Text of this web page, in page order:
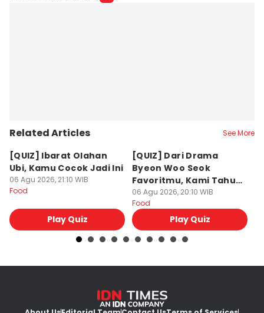
Related Articles See More
[QUIZ] Ibarat Olahan
Ubi, Kamu Cocok Jadi Ini
06 Agu 2026, 21:10 WIB
Food
Play Quiz
[QUIZ] Dari Drama
Byeon Woo Seok
Favoritmu, Kami Tahu
Makanan yang Cocok
untukmu
06 Agu 2026, 20:10 WIB
Food
Play Quiz